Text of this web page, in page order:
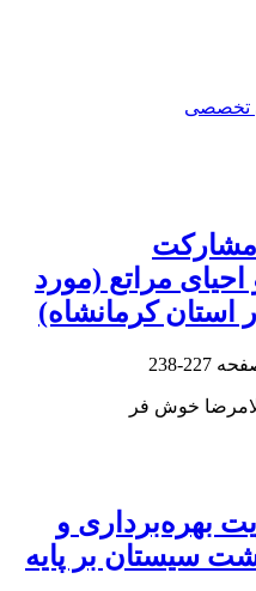
تخصصی
مشارکت
احیای مراتع (مورد
استان کرمانشاه)
227-238
خوش فر
بهره‌برداری و
سیستان بر پایه